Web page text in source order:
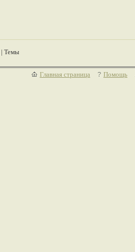
| Темы
Главная страница Помощь